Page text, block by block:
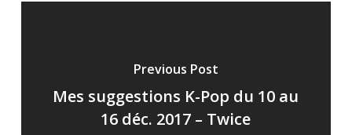
Previous Post
Mes suggestions K-Pop du 10 au
16 déc. 2017 – Twice